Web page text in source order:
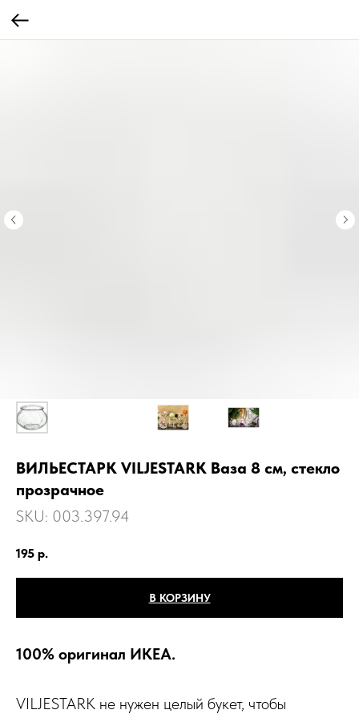
ВИЛЬЕСТАРК VILJESTARK Ваза 8 см, стекло
прозрачное
SKU: 003.397.94
195 р.
В КОРЗИНУ
100% оригинал ИКЕА.
VILJESTARK не нужен целый букет, чтобы